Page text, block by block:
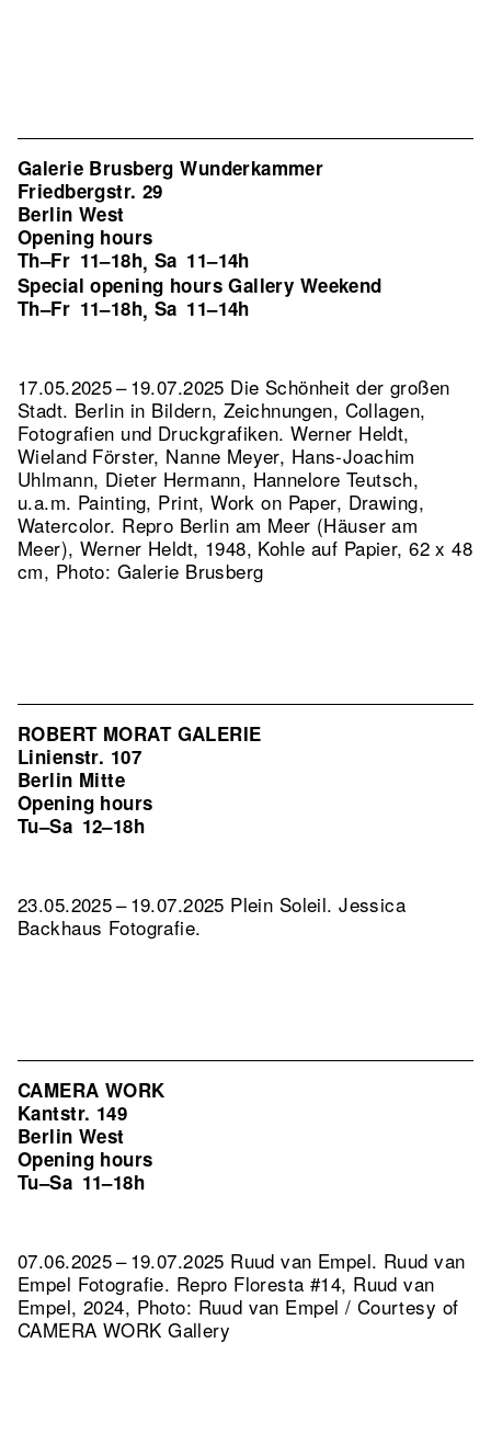
Galerie Brusberg Wunderkammer
Friedbergstr. 29
Berlin West
Opening hours
Th–Fr 11–18h, Sa 11–14h
Special opening hours Gallery Weekend
Th–Fr 11–18h, Sa 11–14h
17.05.2025 – 19.07.2025 Die Schönheit der großen
Stadt. Berlin in Bildern, Zeichnungen, Collagen,
Fotografien und Druckgrafiken. Werner Heldt,
Wieland Förster, Nanne Meyer, Hans-Joachim
Uhlmann, Dieter Hermann, Hannelore Teutsch,
u.a.m. Painting, Print, Work on Paper, Drawing,
Watercolor. Repro Berlin am Meer (Häuser am
Meer), Werner Heldt, 1948, Kohle auf Papier, 62 x 48
cm, Photo: Galerie Brusberg
ROBERT MORAT GALERIE
Linienstr. 107
Berlin Mitte
Opening hours
Tu–Sa 12–18h
23.05.2025 – 19.07.2025 Plein Soleil. Jessica
Backhaus Fotografie.
CAMERA WORK
Kantstr. 149
Berlin West
Opening hours
Tu–Sa 11–18h
07.06.2025 – 19.07.2025 Ruud van Empel. Ruud van
Empel Fotografie. Repro Floresta #14, Ruud van
Empel, 2024, Photo: Ruud van Empel / Courtesy of
CAMERA WORK Gallery